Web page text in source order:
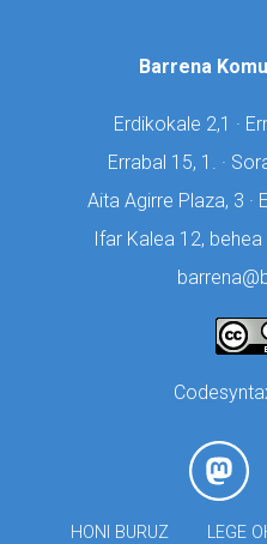
Barrena
Erdikokale 2,1 ·
Errabal 15, 1. ·
Aita Agirre Plaza, 3 ·
Ifar Kalea 12, behea
HONI BURUZ LEGE